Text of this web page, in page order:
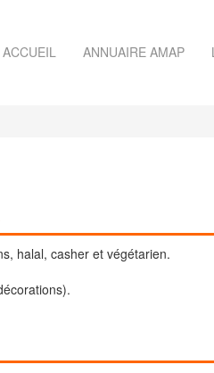
ACCUEIL ANNUAIRE AMAP
halal, casher et végétarien.